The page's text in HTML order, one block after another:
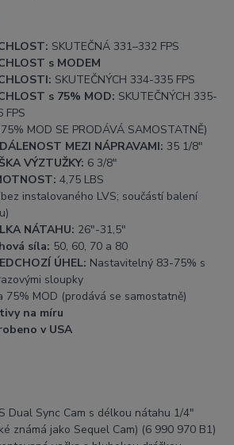
SKUTEČNÁ 331–332 FPS
s MODEM
SKUTEČNÝCH 334-335 FPS
s 75% MOD: SKUTEČNÝCH 335-
FPS
MOD SE PRODÁVÁ SAMOSTATNĚ)
MEZI NÁPRAVAMI: 35 1/8"
VÝZTUŽKY: 6 3/8"
4,75 LBS
instalovaného LVS; součástí balení
NÁTAHU: 26"-31,5"
síla: 50, 60, 70 a 80
ÚHEL: Nastavitelný 83-75% s
sloupky
MOD (prodává se samostatně)
na míru
v USA
Dual Sync Cam s délkou nátahu 1/4"
známá jako Sequel Cam) (6 990 970 B1)